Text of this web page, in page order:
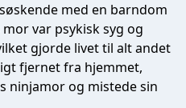
med en barndom
var psykisk syg og
gjorde livet til alt andet
fjernet fra hjemmet,
ninjamor og mistede sin